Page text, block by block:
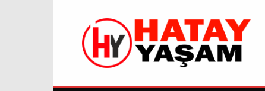
Hatay
Yaşam
Gazetesi